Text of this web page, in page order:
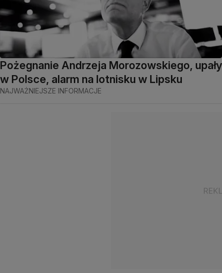
Pożegnanie Andrzeja Morozowskiego, upały
w Polsce, alarm na lotnisku w Lipsku
NAJWAŻNIEJSZE INFORMACJE